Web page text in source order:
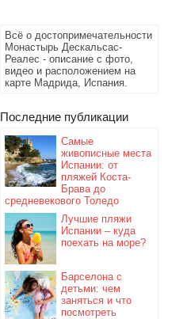
Всё о достопримечательности
Монастырь Дескальсас-
Реалес - описание с фото,
видео и расположением на
карте Мадрида, Испания.
Последние публикации
Самые
живописные места
Испании: от
пляжей Коста-
Брава до
средневекового Толедо
Лучшие пляжи
Испании – куда
поехать на море?
Барселона с
детьми: чем
заняться и что
посмотреть